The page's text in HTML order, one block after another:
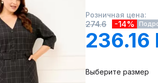
Розничная цена:
274.6 -14%
236.16
Выберите размер